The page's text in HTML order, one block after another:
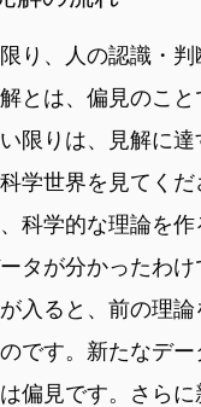
り、人の認識・判
とは、偏見のこと
限りは、見解に
学世界を見てく
科学的な理論を作
タが分かったわ
入ると、前の理論
です。新たなデー
偏見です。さらに